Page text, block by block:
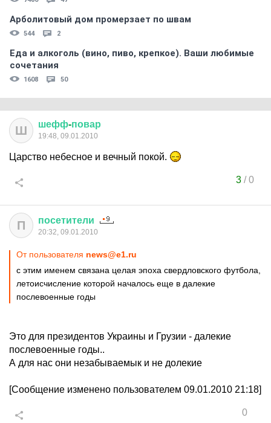
Арболитовый дом промерзает по швам
544 2
Еда и алкоголь (вино, пиво, крепкое). Ваши любимые
сочетания
1608 50
Ш шефф-повар
19:48, 09.01.2010
Царство небесное и вечный покой.
3/0
П посетители
20:32, 09.01.2010
От пользователя news@e1.ru
с этим именем связана целая эпоха свердловского футбола,
летоисчисление которой началось еще в далекие
послевоенные годы
Это для президентов Украины и Грузии - далекие
послевоенные годы..
А для нас они незабываемык и не долекие
[Сообщение изменено пользователем 09.01.2010 21:18]
0